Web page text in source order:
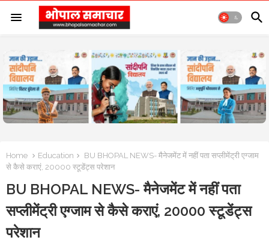
Home Education
BU BHOPAL NEWS- मैनेजमेंट में नहीं पता सप्लीमेंट्री एग्जाम
से कैसे कराएं, 20000 स्टूडेंट्स परेशान
BU BHOPAL NEWS- मैनेजमेंट में नहीं पता
सप्लीमेंट्री एग्जाम से कैसे कराएं, 20000 स्टूडेंट्स
परेशान